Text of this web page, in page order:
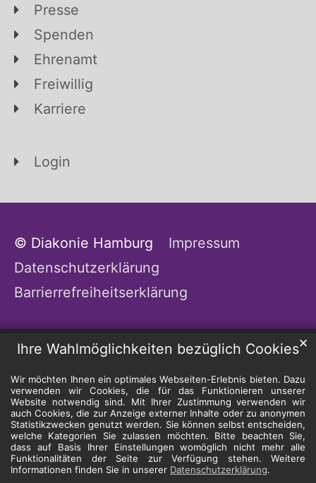
Ihre Wahlmöglichkeiten bezüglich Cookies
Wir möchten Ihnen ein optimales Webseiten-Erlebnis bieten. Dazu
verwenden wir Cookies, die für das Funktionieren unserer
Website notwendig sind. Mit Ihrer Zustimmung verwenden wir
auch Cookies, die zur Anzeige externer Inhalte oder zu anonymen
Statistikzwecken genutzt werden. Sie können selbst entscheiden,
welche Kategorien Sie zulassen möchten. Bitte beachten Sie,
dass auf Basis Ihrer Einstellungen womöglich nicht mehr alle
Funktionalitäten der Seite zur Verfügung stehen. Weitere
Informationen finden Sie in unserer Datenschutzerklärung.
✕
Presse
Spenden
Ehrenamt
Freiwillig
Karriere
Login
© Diakonie Hamburg
Impressum
Datenschutzerklärung
Barrierrefreiheitserklärung